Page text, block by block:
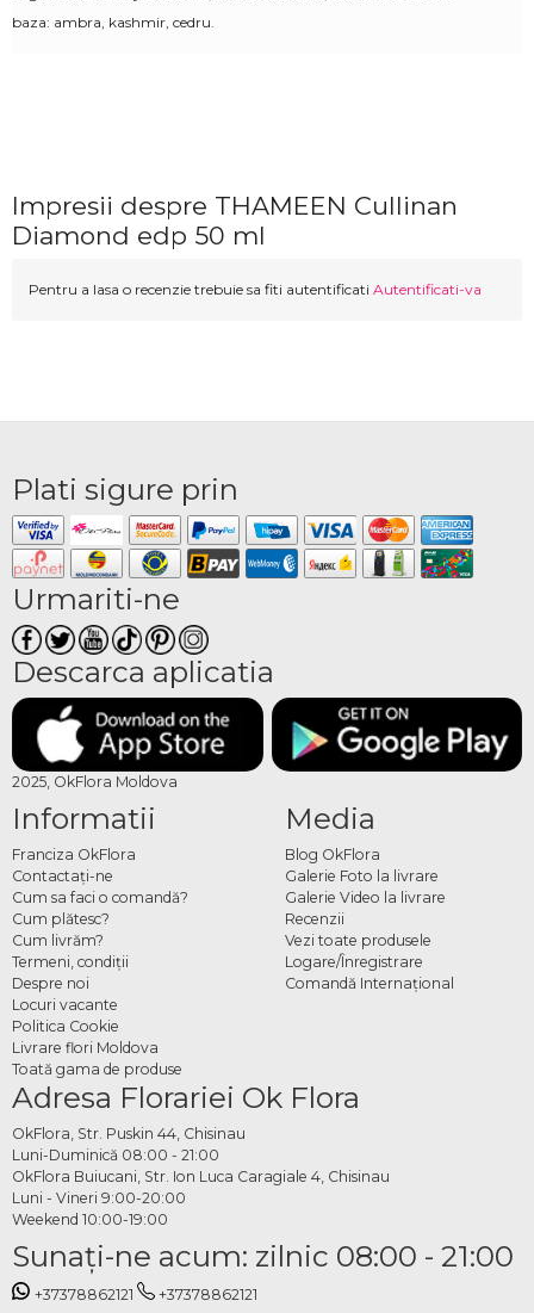
baza: ambra, kashmir, cedru.
Impresii despre THAMEEN Cullinan
Diamond edp 50 ml
Pentru a lasa o recenzie trebuie sa fiti autentificati Autentificati-va
Plati sigure prin
Urmariti-ne
Descarca aplicatia
2025, OkFlora Moldova
Informatii
Franciza OkFlora
Contactaţi-ne
Cum sa faci o comandă?
Cum plătesc?
Cum livrăm?
Termeni, condiţii
Despre noi
Locuri vacante
Politica Cookie
Livrare flori Moldova
Toată gama de produse
Media
Blog OkFlora
Galerie Foto la livrare
Galerie Video la livrare
Recenzii
Vezi toate produsele
Logare/Înregistrare
Comandă Internațional
Adresa Florariei Ok Flora
OkFlora, Str. Puskin 44, Chisinau
Luni-Duminică 08:00 - 21:00
OkFlora Buiucani, Str. Ion Luca Caragiale 4, Chisinau
Luni - Vineri 9:00-20:00
Weekend 10:00-19:00
Sunaţi-ne acum: zilnic 08:00 - 21:00
+37378862121 +37378862121